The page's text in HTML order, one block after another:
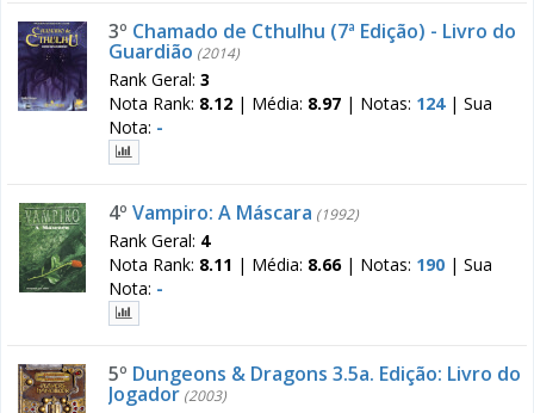
3º Chamado de Cthulhu (7ª Edição) - Livro do
Guardião (2014)
Rank Geral: 3
Nota Rank: 8.12 | Média: 8.97 | Notas: 124| Sua
Nota: -
4º Vampiro: A Máscara (1992)
Rank Geral: 4
Nota Rank: 8.11 | Média: 8.66| Notas: 190 | Sua
Nota: -
5º Dungeons & Dragons 3.5a. Edição: Livro do
Jogador (2003)